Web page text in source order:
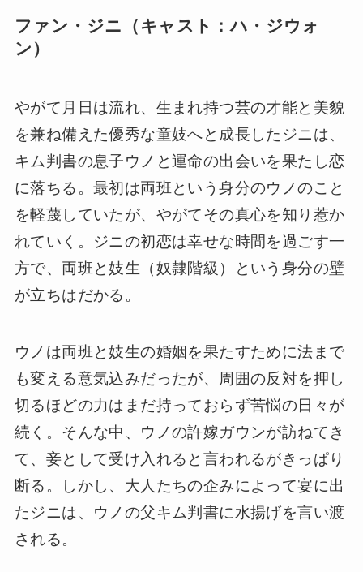
ファン・ジニ（キャスト：ハ・ジウォ
ン）
やがて月日は流れ、生まれ持つ芸の才能と美貌
を兼ね備えた優秀な童妓へと成長したジニは、
キム判書の息子ウノと運命の出会いを果たし恋
に落ちる。最初は両班という身分のウノのこと
を軽蔑していたが、やがてその真心を知り惹か
れていく。ジニの初恋は幸せな時間を過ごす一
方で、両班と妓生（奴隷階級）という身分の壁
が立ちはだかる。
ウノは両班と妓生の婚姻を果たすために法まで
も変える意気込みだったが、周囲の反対を押し
切るほどの力はまだ持っておらず苦悩の日々が
続く。そんな中、ウノの許嫁ガウンが訪ねてき
て、妾として受け入れると言われるがきっぱり
断る。しかし、大人たちの企みによって宴に出
たジニは、ウノの父キム判書に水揚げを言い渡
される。